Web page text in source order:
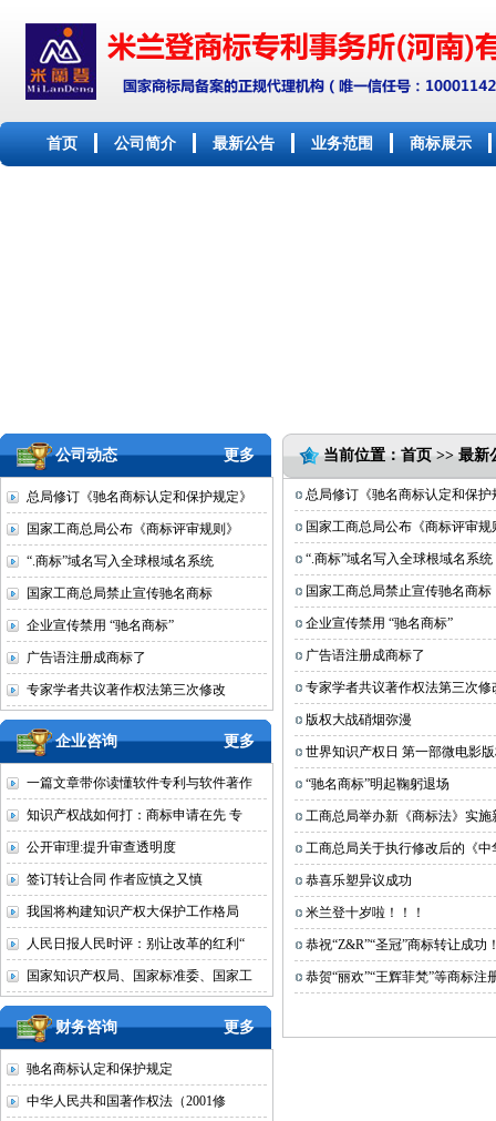
首页 公司简介 最新公告 业务范围 商标展示
公司动态 更多
总局修订《驰名商标认定和保护规定》
国家工商总局公布《商标评审规则》
“.商标”域名写入全球根域名系统
国家工商总局禁止宣传驰名商标
企业宣传禁用 “驰名商标”
广告语注册成商标了
专家学者共议著作权法第三次修改
企业咨询 更多
一篇文章带你读懂软件专利与软件著作
知识产权战如何打：商标申请在先 专
公开审理:提升审查透明度
签订转让合同 作者应慎之又慎
我国将构建知识产权大保护工作格局
人民日报人民时评：别让改革的红利“
国家知识产权局、国家标准委、国家工
财务咨询 更多
驰名商标认定和保护规定
中华人民共和国著作权法（2001修
当前位置：首页 >> 最新
总局修订《驰名商标认定和保护
国家工商总局公布《商标评审规
“.商标”域名写入全球根域名系
国家工商总局禁止宣传驰名商标
企业宣传禁用 “驰名商标”
广告语注册成商标了
专家学者共议著作权法第三次修
版权大战硝烟弥漫
世界知识产权日 第一部微电影
“驰名商标”明起鞠躬退场
工商总局举办新《商标法》实施
工商总局关于执行修改后的《
恭喜乐塑异议成功
米兰登十岁啦！！！
恭祝“Z&R”“圣冠”商标转让成功
恭贺“丽欢”“王辉菲梵”等商标注